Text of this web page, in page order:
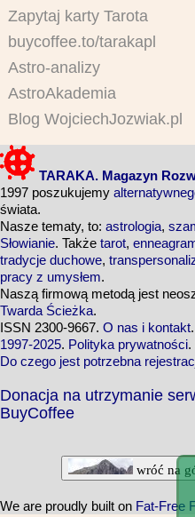
Zapytaj karty Tarota
buycoffee.to/tarakapl
Astro-analizy
AstroAkademia
Blog WojciechJozwiak.pl
TARAKA. Magazyn
1997 poszukujemy
świata.
Nasze tematy, to: astrologia,
Słowianie. Także tarot,
tradycje duchowe,
pracy z umysłem.
Naszą firmową metodą jest
Twarda Ścieżka.
ISSN 2300-9667. O nas i kontakt.
1997-2025. Polityka prywatności.
Do czego jest potrzebna
Donacja na utrzymanie
BuyCoffee
wróć na
We are proudly built on Fat-Free